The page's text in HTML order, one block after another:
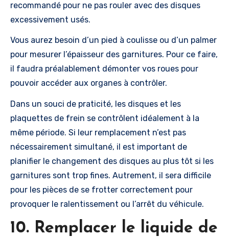
recommandé pour ne pas rouler avec des disques
excessivement usés.
Vous aurez besoin d’un pied à coulisse ou d’un palmer
pour mesurer l’épaisseur des garnitures. Pour ce faire,
il faudra préalablement démonter vos roues pour
pouvoir accéder aux organes à contrôler.
Dans un souci de praticité, les disques et les
plaquettes de frein se contrôlent idéalement à la
même période. Si leur remplacement n’est pas
nécessairement simultané, il est important de
planifier le changement des disques au plus tôt si les
garnitures sont trop fines. Autrement, il sera difficile
pour les pièces de se frotter correctement pour
provoquer le ralentissement ou l’arrêt du véhicule.
10. Remplacer le liquide de